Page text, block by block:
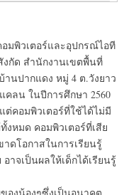
มพิวเตอร์และอุปกรณ์ไอที
งกัด สำนักงานเขตพื้นที่
านปากแดง หมู่ 4 ต.วังยาว
คลน ในปีการศึกษา 2560
ต่คอมพิวเตอร์ที่ใช้ได้ไม่มี
งหมด คอมพิวเตอร์ที่เสีย
าดโอกาสในการเรียนรู้
าจเป็นผลให้เด็กได้เรียนรู้